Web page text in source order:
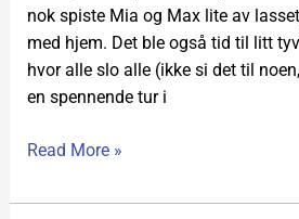
nok spiste Mia og Max lite av
med hjem. Det ble også tid til litt
hvor alle slo alle (ikke si det til
en spennende tur i
Read More »